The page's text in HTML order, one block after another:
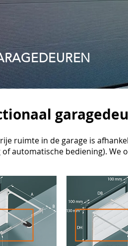
ruimte in de garage is
automatische bediening). We